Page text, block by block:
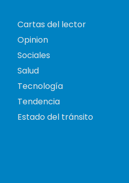
Cartas del lector
Opinion
Sociales
Salud
Tecnología
Tendencia
Estado del tránsito